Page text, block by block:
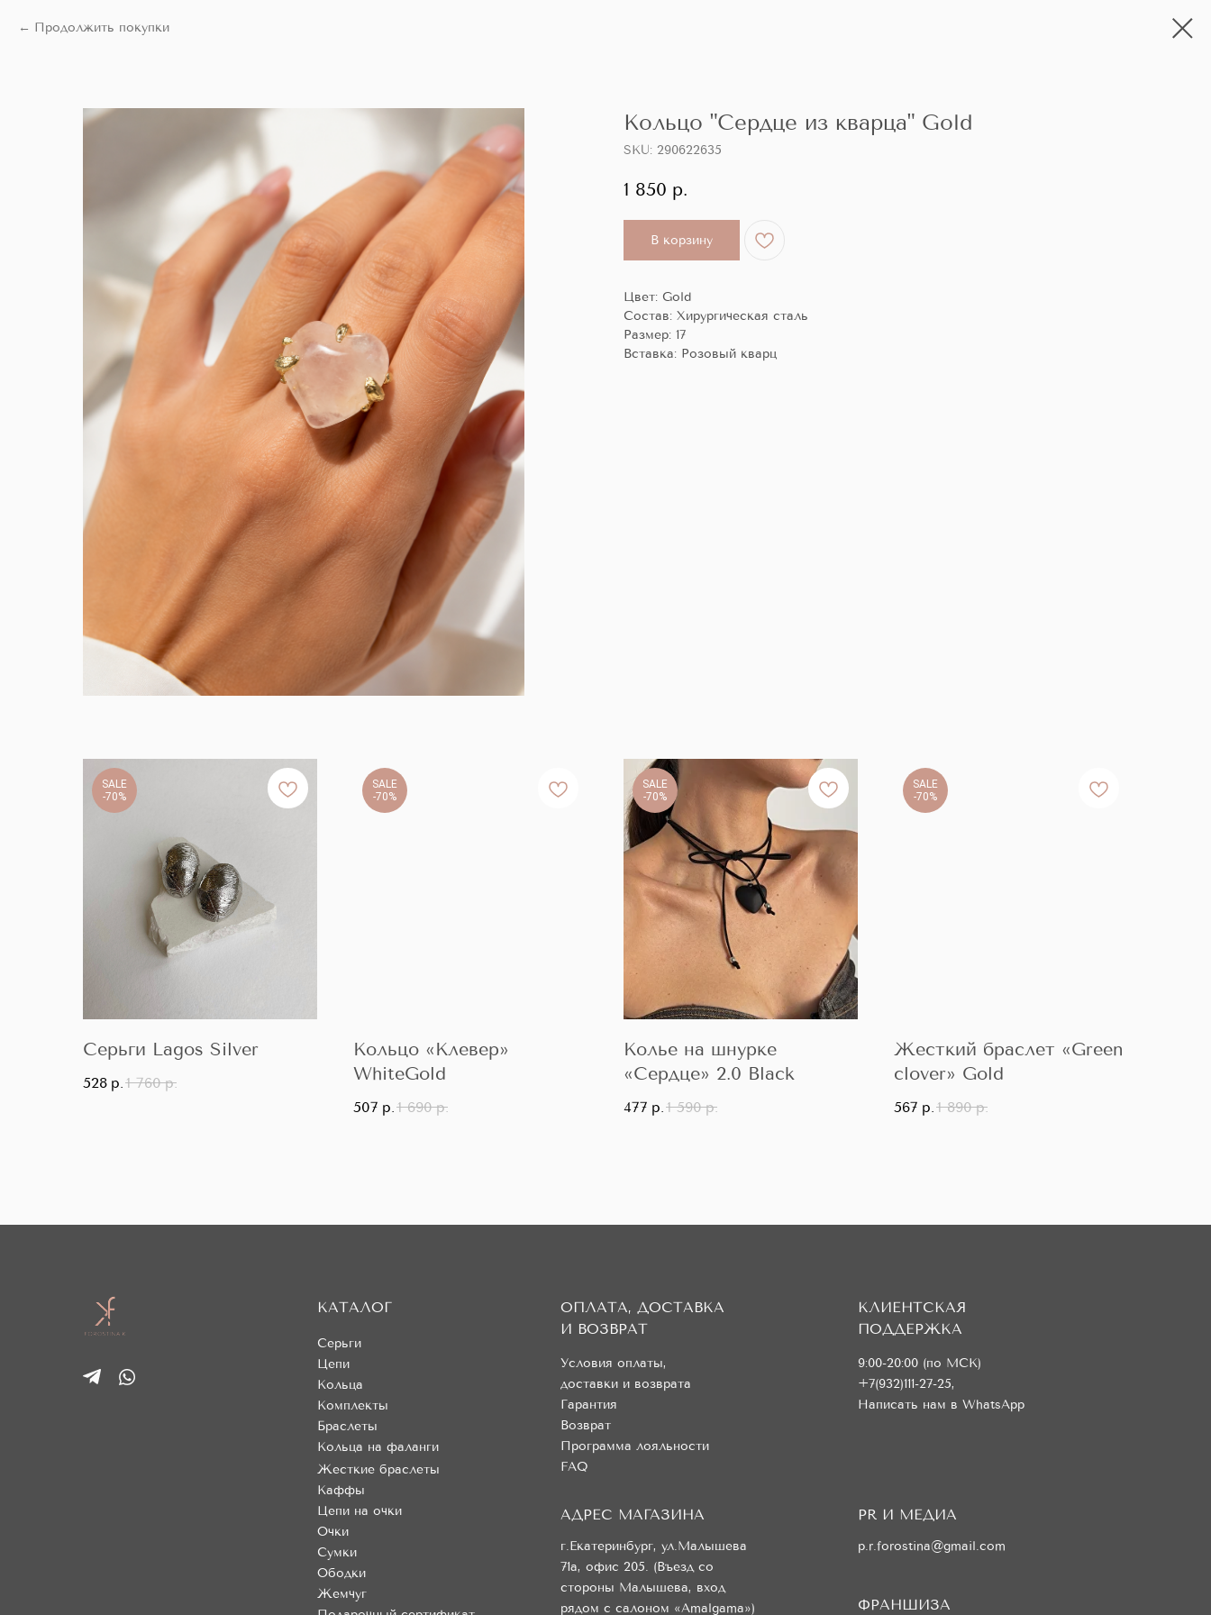
Продолжить покупки
Кольцо "Сердце из кварца" Gold
SKU: 290622635
1 850 р.
В корзину
Цвет: Gold
Состав: Хирургическая сталь
Размер: 17
Вставка: Розовый кварц
SALE
-70%
Серьги Lagos Silver
528 р. 1 760 р.
SALE
-70%
Кольцо «Клевер»
WhiteGold
507 р. 1 690 р.
SALE
-70%
Колье на шнурке
«Сердце» 2.0 Black
477 р. 1 590 р.
SALE
-70%
Жесткий браслет «Green
clover» Gold
567 р. 1 890 р.
Серьги
Цепи
Кольца
Комплекты
Браслеты
Кольца на фаланги
Условия оплаты,
доставки и возврата
Гарантия
Возврат
Программа лояльности
FAQ
КАТАЛОГ
ОПЛАТА, ДОСТАВКА
И ВОЗВРАТ
КЛИЕНТСКАЯ
ПОДДЕРЖКА
Жесткие браслеты
Каффы
Цепи на очки
Очки
Сумки
Ободки
Жемчуг
АДРЕС МАГАЗИНА
г.Екатеринбург, ул.Малышева
71а, офис 205. (Въезд со
стороны Малышева, вход
рядом с салоном «Amalgama»)
9:00-20:00 (по МСК)
+7(932)111-27-25,
Написать нам в WhatsApp
PR И МЕДИА
p.r.forostina@gmail.com
ФРАНШИЗА